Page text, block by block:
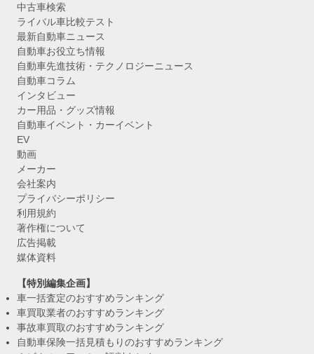
中古車検索
ライバル車比較テスト
最新自動車ニュース
自動車お役立ち情報
自動車先進技術・テクノロジーニュース
自動車コラム
インタビュー
カー用品・グッズ情報
自動車イベント・カーイベント
EV
動画
メーカー
会社案内
プライバシーポリシー
利用規約
著作権について
広告掲載
媒体資料
【特別編集企画】
車一括査定のおすすめランキング
車買取業者のおすすめランキング
事故車買取のおすすめランキング
自動車保険一括見積もりのおすすめランキング